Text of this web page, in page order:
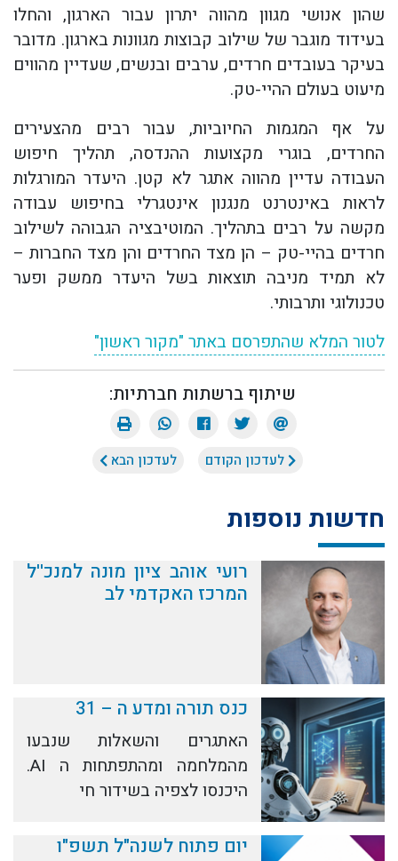
שהון אנושי מגוון מהווה יתרון עבור הארגון, והחלו
בעידוד מוגבר של שילוב קבוצות מגוונות בארגון. מדובר
בעיקר בעובדים חרדים, ערבים ובנשים, שעדיין מהווים
מיעוט בעולם ההיי-טק.
על אף המגמות החיוביות, עבור רבים מהצעירים
החרדים, בוגרי מקצועות ההנדסה, תהליך חיפוש
העבודה עדיין מהווה אתגר לא קטן. היעדר המורגלות
לראות באינטרנט מנגנון אינטגרלי בחיפוש עבודה
מקשה על רבים בתהליך. המוטיבציה הגבוהה לשילוב
חרדים בהיי-טק – הן מצד החרדים והן מצד החברות –
לא תמיד מניבה תוצאות בשל היעדר ממשק ופער
טכנולוגי ותרבותי.
לטור המלא שהתפרסם באתר "מקור ראשון"
שיתוף ברשתות חברתיות:
לעדכון הקודם לעדכון הבא
חדשות נוספות
רועי אוהב ציון מונה למנכ''ל
המרכז האקדמי לב
כנס תורה ומדע ה – 31
האתגרים והשאלות שנבעו
מהמלחמה ומהתפתחות ה AI.
היכנסו לצפיה בשידור חי
יום פתוח לשנה"ל תשפ"ו